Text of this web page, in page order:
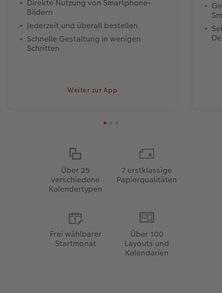
Direkte Nutzung von Smartphone-
Bildern
Jederzeit und überall bestellen
Schnelle Gestaltung in wenigen
Schritten
Weiter zur App
Über 25
verschiedene
Kalendertypen
7 erstklassige
Papierqualitäten
Frei wählbarer
Startmonat
Über 100
Layouts und
Kalendarien